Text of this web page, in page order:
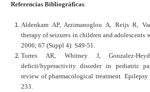
Referencias Bibliográficas.
Aldenkam AP, Arzimanoglou A, Reijs R,
therapy of seizures in children and adolescents
2006; 67 (Suppl 4): S49-51.
Torres AR, Whitney J, Gonzalez-
deficit/hyperactivity disorder in pediatric
review of pharmacological treatment.
233.